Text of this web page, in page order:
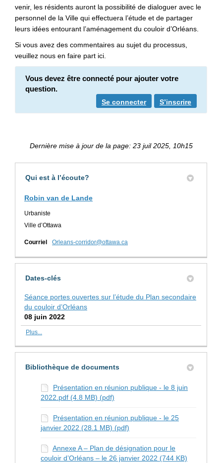
venir, les résidents auront la possibilité de dialoguer avec le
personnel de la Ville qui effectuera l’étude et de partager
leurs idées entourant l’aménagement du couloir d’Orléans.
Si vous avez des commentaires au sujet du processus,
veuillez nous en faire part ici.
Vous devez être connecté pour ajouter votre
question.
S’inscrire
Se connecter
Dernière mise à jour de la page: 23 juil 2025, 10h15
Qui est à l’écoute?
Robin van de Lande
Urbaniste
Ville d’Ottawa
Courriel Orleans-corridor@ottawa.ca
Dates-clés
Séance portes ouvertes sur l’étude du Plan secondaire
du couloir d’Orléans
08 juin 2022
Plus...
Bibliothèque de documents
Présentation en réunion publique - le 8 juin
2022.pdf (4.8 MB) (pdf)
Présentation en réunion publique - le 25
janvier 2022 (28.1 MB) (pdf)
Annexe A – Plan de désignation pour le
couloir d’Orléans – le 26 janvier 2022 (744 KB)